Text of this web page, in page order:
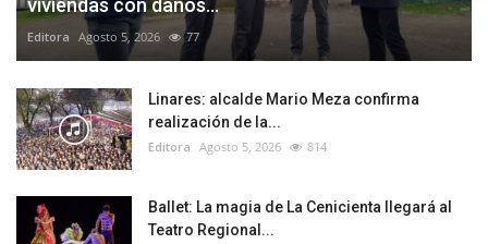
viviendas con daños...
Editora Agosto 5, 2026 77
Linares: alcalde Mario Meza confirma
realización de la...
Editora Agosto 5, 2026 814
Ballet: La magia de La Cenicienta llegará al
Teatro Regional...